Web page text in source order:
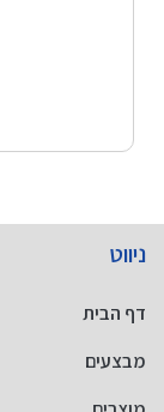
ניווט
דף הבית
מבצעים